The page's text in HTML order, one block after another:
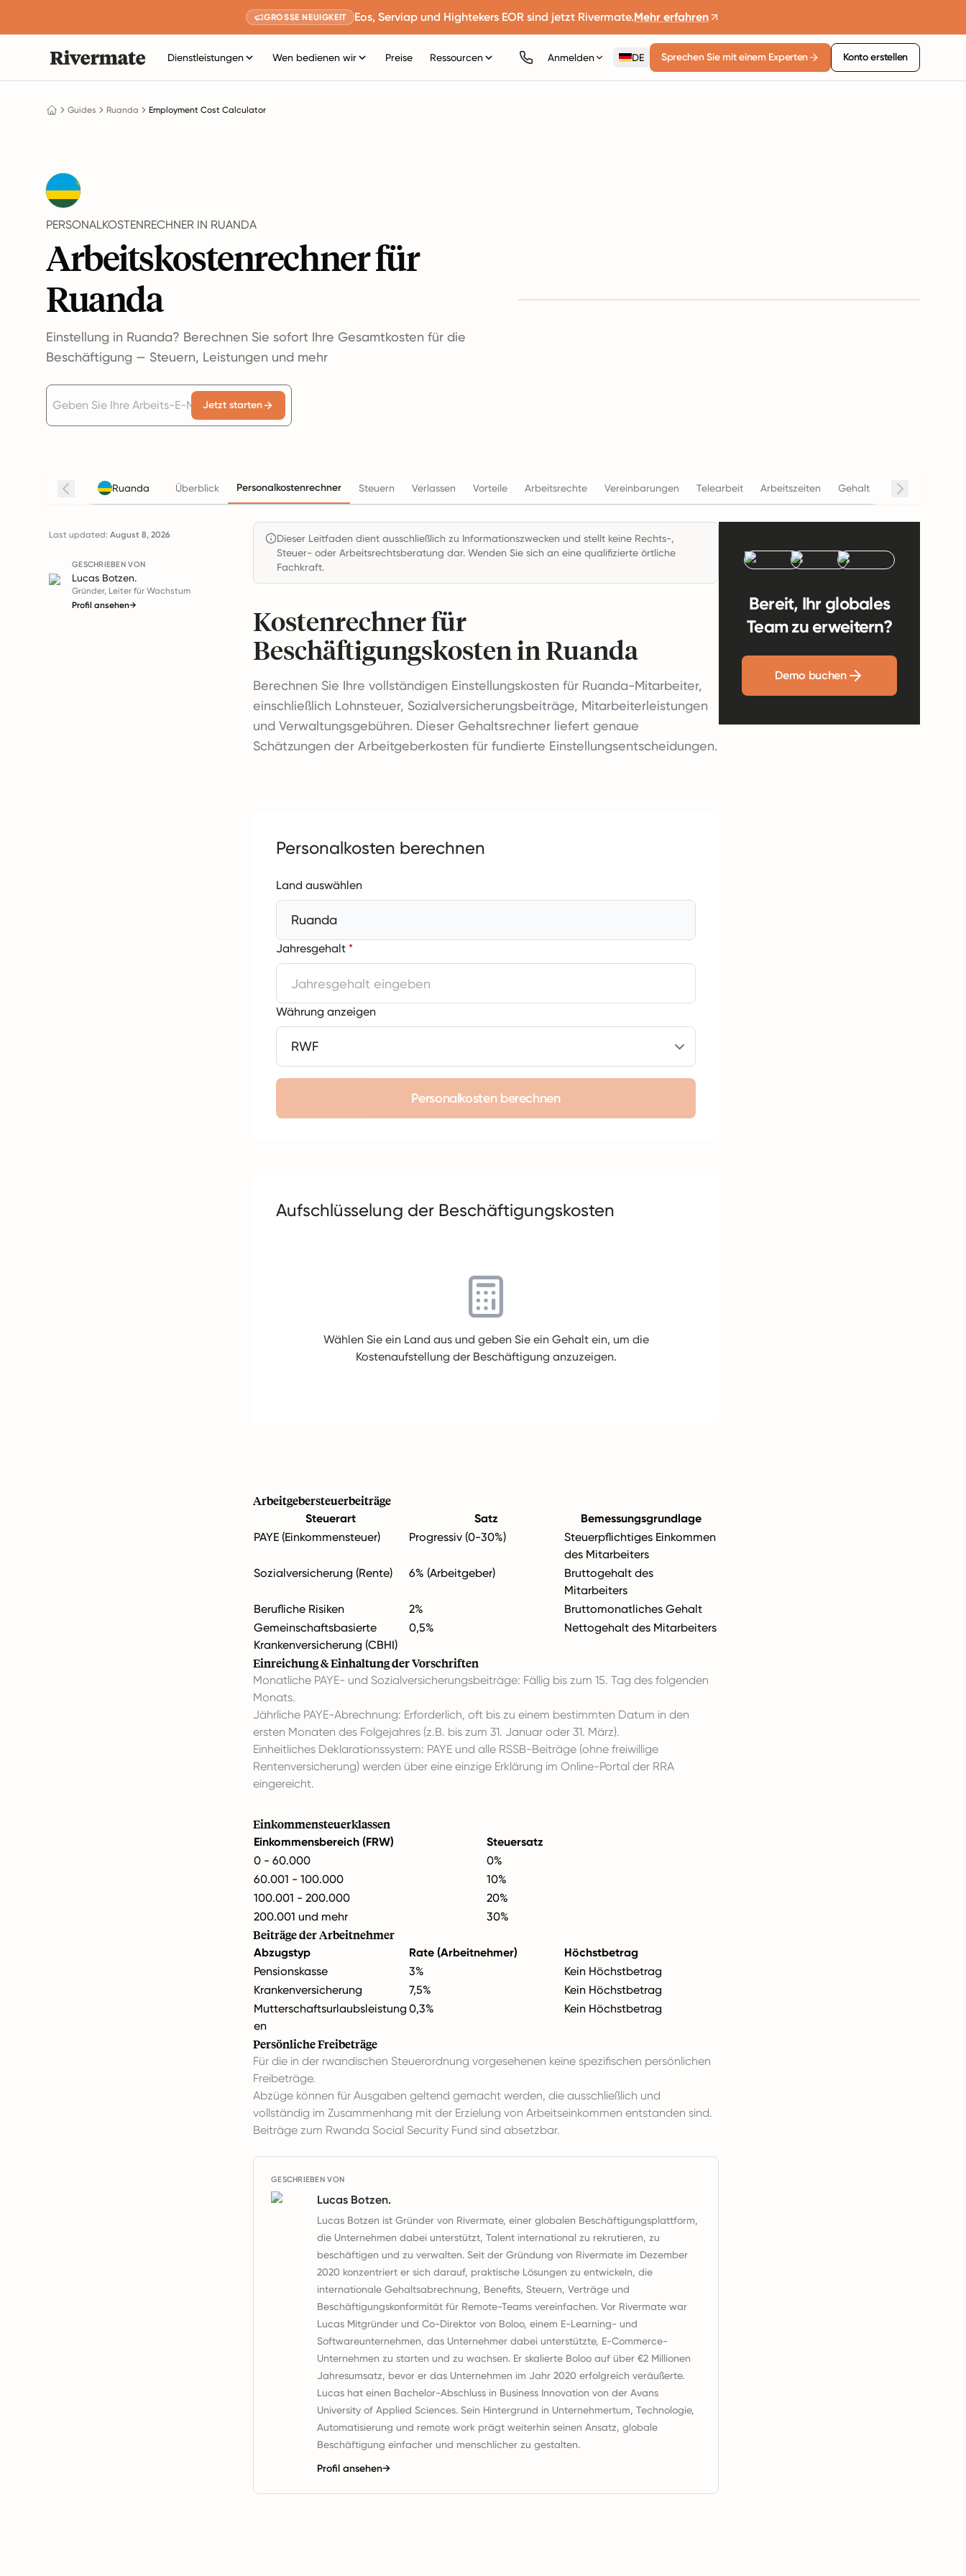
GROSSE NEUIGKEIT Eos, Serviap und Hightekers EOR sind jetzt Rivermate.Mehr erfahren
Dienstleistungen Wen bedienen wir Preise Ressourcen Anmelden DE Sprechen Sie mit einem Experten Konto erstellen
Guides Ruanda Employment Cost Calculator
PERSONALKOSTENRECHNER IN RUANDA
Arbeitskostenrechner für
Ruanda
Einstellung in Ruanda? Berechnen Sie sofort Ihre Gesamtkosten für die
Beschäftigung — Steuern, Leistungen und mehr
Jetzt starten
Ruanda Überblick Personalkostenrechner Steuern Verlassen Vorteile Arbeitsrechte Vereinbarungen Telearbeit Arbeitszeiten Gehalt Beendigung
Last updated: August 8, 2026
GESCHRIEBEN VON
Lucas Botzen.
Gründer, Leiter für Wachstum
Profil ansehen→
Dieser Leitfaden dient ausschließlich zu Informationszwecken und stellt keine Rechts-,
Steuer- oder Arbeitsrechtsberatung dar. Wenden Sie sich an eine qualifizierte örtliche
Fachkraft.
Kostenrechner für
Beschäftigungskosten in Ruanda
Berechnen Sie Ihre vollständigen Einstellungskosten für Ruanda-Mitarbeiter,
einschließlich Lohnsteuer, Sozialversicherungsbeiträge, Mitarbeiterleistungen
und Verwaltungsgebühren. Dieser Gehaltsrechner liefert genaue
Schätzungen der Arbeitgeberkosten für fundierte Einstellungsentscheidungen.
Personalkosten berechnen
Land auswählen
Ruanda
Jahresgehalt *
Währung anzeigen
Personalkosten berechnen
Aufschlüsselung der Beschäftigungskosten
Wählen Sie ein Land aus und geben Sie ein Gehalt ein, um die
Kostenaufstellung der Beschäftigung anzuzeigen.
Arbeitgebersteuerbeiträge
Steuerart Satz
Bemessungsgrundlage
PAYE (Einkommensteuer)
Progressiv (0-30%)
Steuerpflichtiges Einkommen
des Mitarbeiters
Sozialversicherung (Rente)
6% (Arbeitgeber)
Bruttogehalt des
Mitarbeiters
Berufliche Risiken
2%
Bruttomonatliches Gehalt
Gemeinschaftsbasierte
Krankenversicherung (CBHI)
0,5% Nettogehalt des Mitarbeiters
Einreichung & Einhaltung der Vorschriften
Monatliche PAYE- und Sozialversicherungsbeiträge: Fällig bis zum 15. Tag des folgenden
Monats.
Jährliche PAYE-Abrechnung: Erforderlich, oft bis zu einem bestimmten Datum in den
ersten Monaten des Folgejahres (z.B. bis zum 31. Januar oder 31. März).
Einheitliches Deklarationssystem: PAYE und alle RSSB-Beiträge (ohne freiwillige
Rentenversicherung) werden über eine einzige Erklärung im Online-Portal der RRA
eingereicht.
Einkommensteuerklassen
Einkommensbereich (FRW)
Steuersatz
0 - 60.000
0%
60.001 - 100.000
10%
100.001 - 200.000
20%
200.001 und mehr
30%
Beiträge der Arbeitnehmer
Abzugstyp Rate (Arbeitnehmer)
Höchstbetrag
Pensionskasse
3%
Kein Höchstbetrag
Krankenversicherung
7,5%
Kein Höchstbetrag
Mutterschaftsurlaubsleistung
en
0,3% Kein Höchstbetrag
Persönliche Freibeträge
Für die in der rwandischen Steuerordnung vorgesehenen keine spezifischen persönlichen
Freibeträge.
Abzüge können für Ausgaben geltend gemacht werden, die ausschließlich und
vollständig im Zusammenhang mit der Erzielung von Arbeitseinkommen entstanden sind.
Beiträge zum Rwanda Social Security Fund sind absetzbar.
GESCHRIEBEN VON
Lucas Botzen.
Lucas Botzen ist Gründer von Rivermate, einer globalen Beschäftigungsplattform,
die Unternehmen dabei unterstützt, Talent international zu rekrutieren, zu
beschäftigen und zu verwalten. Seit der Gründung von Rivermate im Dezember
2020 konzentriert er sich darauf, praktische Lösungen zu entwickeln, die
internationale Gehaltsabrechnung, Benefits, Steuern, Verträge und
Beschäftigungskonformität für Remote-Teams vereinfachen. Vor Rivermate war
Lucas Mitgründer und Co-Direktor von Boloo, einem E-Learning- und
Softwareunternehmen, das Unternehmer dabei unterstützte, E-Commerce-
Unternehmen zu starten und zu wachsen. Er skalierte Boloo auf über €2 Millionen
Jahresumsatz, bevor er das Unternehmen im Jahr 2020 erfolgreich veräußerte.
Lucas hat einen Bachelor-Abschluss in Business Innovation von der Avans
University of Applied Sciences. Sein Hintergrund in Unternehmertum, Technologie,
Automatisierung und remote work prägt weiterhin seinen Ansatz, globale
Beschäftigung einfacher und menschlicher zu gestalten.
Profil ansehen→
Bereit, Ihr globales
Team zu erweitern?
Demo buchen